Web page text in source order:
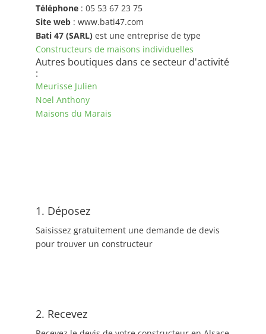
Téléphone: 05 53 67 23 75
Site web: www.bati47.com
Bati 47 (SARL)est une entreprise de type
Constructeurs de maisons individuelles
Autres boutiques dans ce secteur d'activité
:
Meurisse Julien
Noel Anthony
Maisons du Marais
1. Déposez
Saisissez gratuitement une demande de devis
pour trouver un constructeur
2. Recevez